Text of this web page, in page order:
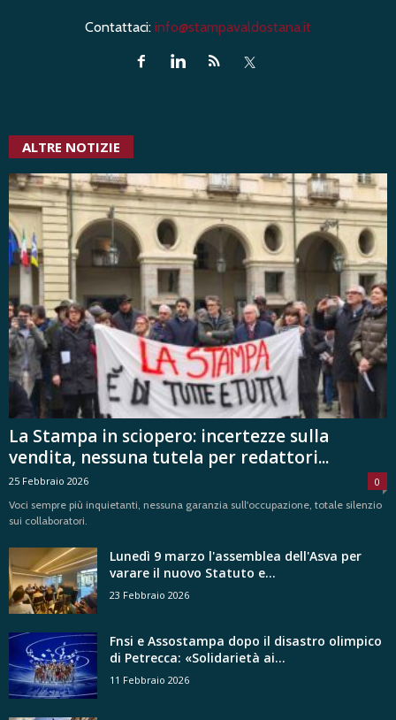
Contattaci: info@stampavaldostana.it
ALTRE NOTIZIE
La Stampa in sciopero: incertezze sulla
vendita, nessuna tutela per redattori...
25 Febbraio 2026
0
Voci sempre più inquietanti, nessuna garanzia sull'occupazione, totale silenzio
sui collaboratori.
Lunedì 9 marzo l'assemblea dell'Asva per
varare il nuovo Statuto e...
23 Febbraio 2026
Fnsi e Assostampa dopo il disastro olimpico
di Petrecca: «Solidarietà ai...
11 Febbraio 2026